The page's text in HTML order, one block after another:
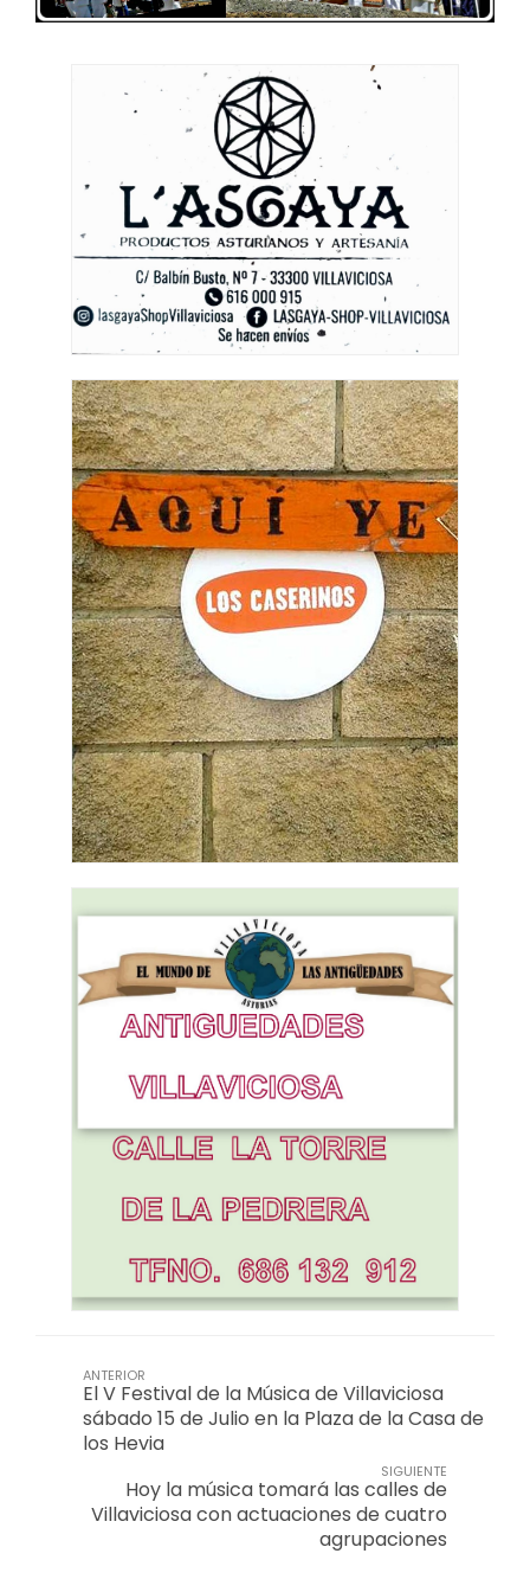
ANTERIOR
El V Festival de la Música de Villaviciosa
sábado 15 de Julio en la Plaza de la Casa de
los Hevia
SIGUIENTE
Hoy la música tomará las calles de
Villaviciosa con actuaciones de cuatro
agrupaciones